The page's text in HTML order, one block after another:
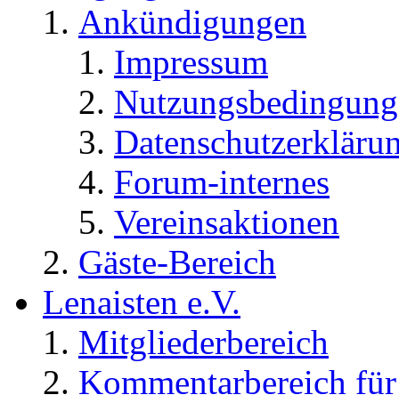
Ankündigungen
Impressum
Forum-internes
Vereinsaktionen
Gäste-Bereich
Lenaisten e.V.
Mitgliederbereich
Kommentarbereich